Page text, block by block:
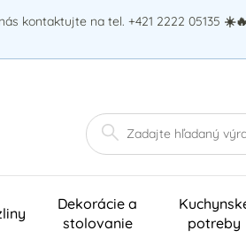
kontaktujte na tel. +421 2222 05135 ☀️🔥
Dekorácie a
stolovanie
potreby